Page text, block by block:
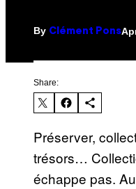
By Clément Pons
Share:
Préserver,
trésors…
échappe pas.